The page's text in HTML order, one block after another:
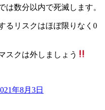
は数分以内で死滅します。
るリスクはほぼ限りなく0
スクは外しましょう
年8月3日